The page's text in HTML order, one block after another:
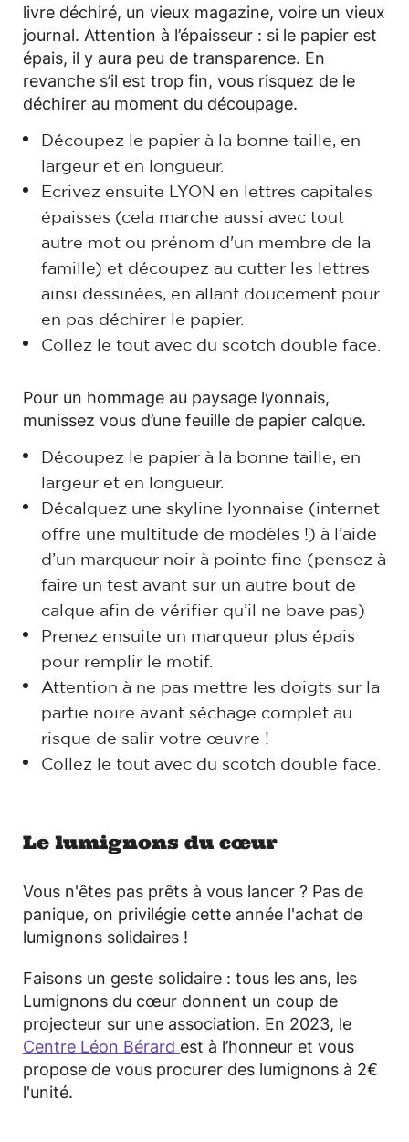
livre déchiré, un vieux magazine, voire un vieux
journal. Attention à l’épaisseur : si le papier est
épais, il y aura peu de transparence. En
revanche s’il est trop fin, vous risquez de le
déchirer au moment du découpage.
Découpez le papier à la bonne taille, en
largeur et en longueur.
Ecrivez ensuite LYON en lettres capitales
épaisses (cela marche aussi avec tout
autre mot ou prénom d'un membre de la
famille) et découpez au cutter les lettres
ainsi dessinées, en allant doucement pour
en pas déchirer le papier.
Collez le tout avec du scotch double face.
Pour un hommage au paysage lyonnais,
munissez vous d’une feuille de papier calque.
Découpez le papier à la bonne taille, en
largeur et en longueur.
Décalquez une skyline lyonnaise (internet
offre une multitude de modèles !) à l’aide
d’un marqueur noir à pointe fine (pensez à
faire un test avant sur un autre bout de
calque afin de vérifier qu’il ne bave pas)
Prenez ensuite un marqueur plus épais
pour remplir le motif.
Attention à ne pas mettre les doigts sur la
partie noire avant séchage complet au
risque de salir votre œuvre !
Collez le tout avec du scotch double face.
Le lumignons du cœur
Vous n'êtes pas prêts à vous lancer ? Pas de
panique, on privilégie cette année l'achat de
lumignons solidaires !
Faisons un geste solidaire : tous les ans, les
Lumignons du cœur donnent un coup de
projecteur sur une association. En 2023, le
Centre Léon Bérard est à l’honneur et vous
propose de vous procurer des lumignons à 2€
l'unité.